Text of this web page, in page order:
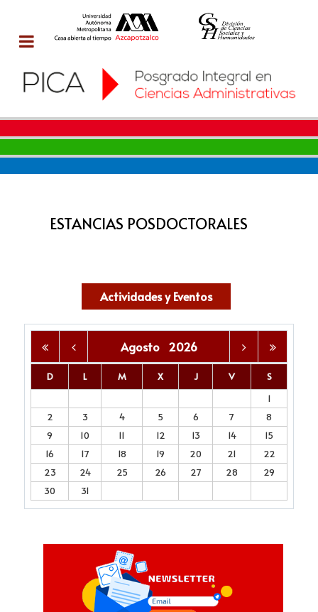
ESTANCIAS POSDOCTORALES
Actividades y Eventos
Agosto 2026
D L M X J V
S
1
2
3 4 5 6 7
8
9
10 11 12 13 14
15
16
17 18 19 20 21
22
23
24 25 26 27 28
29
30
31